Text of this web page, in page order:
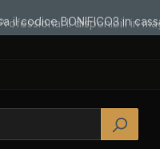
il codice BONIFICO3 in